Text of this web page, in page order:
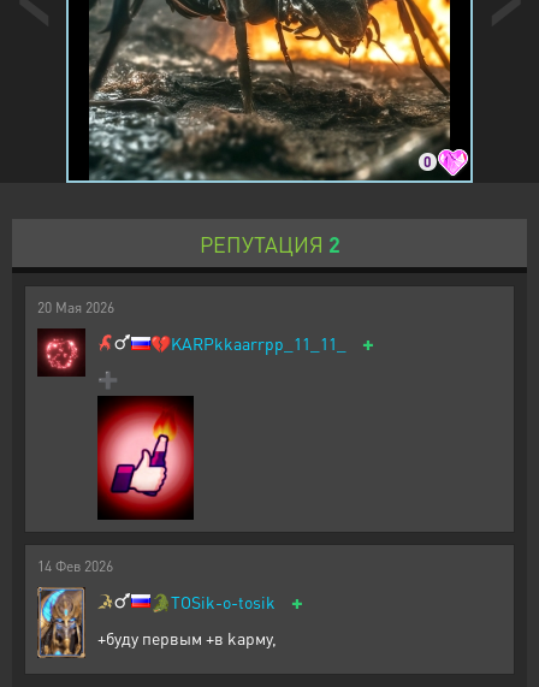
0
РЕПУТАЦИЯ 2
20 Мая 2026
💔KARPkkaarrpp_11_11_ +
➕️
14 Фев 2026
🐊TOSik-o-tosik +
+буду первым +в kaрму,